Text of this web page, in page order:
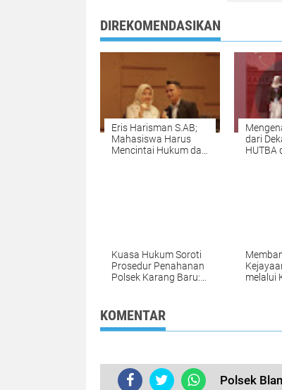
DIREKOMENDASIKAN
Eris Harisman S.AB;
Mahasiswa Harus
Mencintai Hukum dan
dari
HUTBA
Kuasa Hukum Soroti
Prosedur Penahanan
Polsek Karang Baru:
Restorative Justice
melalui
KOMENTAR
Polsek